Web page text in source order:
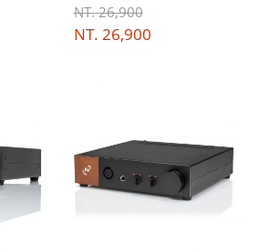
NT.26,900
NT. 26,900